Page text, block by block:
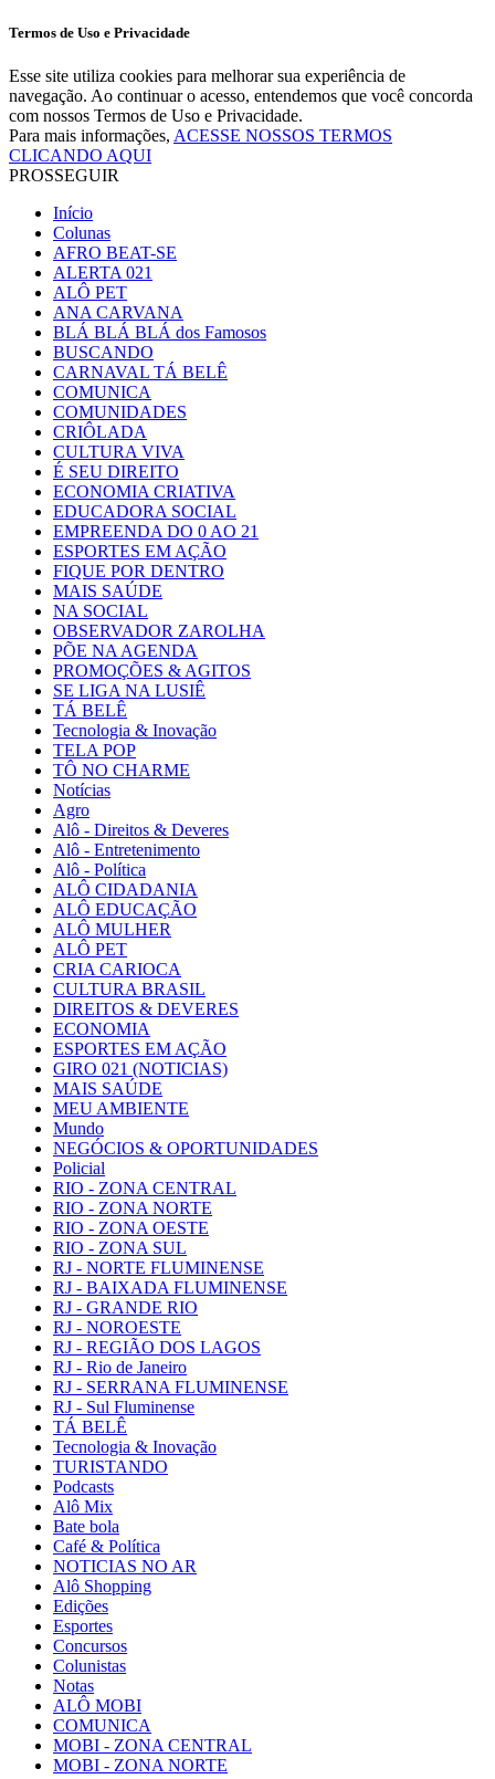
Termos de Uso e Privacidade
Esse site utiliza cookies para melhorar sua experiência de
navegação. Ao continuar o acesso, entendemos que você concorda
com nossos Termos de Uso e Privacidade.
Para mais informações, ACESSE NOSSOS TERMOS
CLICANDO AQUI
PROSSEGUIR
Início
Colunas
AFRO BEAT-SE
ALERTA 021
ALÔ PET
ANA CARVANA
BLÁ BLÁ BLÁ dos Famosos
BUSCANDO
CARNAVAL TÁ BELÊ
COMUNICA
COMUNIDADES
CRIÔLADA
CULTURA VIVA
É SEU DIREITO
ECONOMIA CRIATIVA
EDUCADORA SOCIAL
EMPREENDA DO 0 AO 21
ESPORTES EM AÇÃO
FIQUE POR DENTRO
MAIS SAÚDE
NA SOCIAL
OBSERVADOR ZAROLHA
PÕE NA AGENDA
PROMOÇÕES & AGITOS
SE LIGA NA LUSIÊ
TÁ BELÊ
Tecnologia & Inovação
TELA POP
TÔ NO CHARME
Notícias
Agro
Alô - Direitos & Deveres
Alô - Entretenimento
Alô - Política
ALÔ CIDADANIA
ALÔ EDUCAÇÃO
ALÔ MULHER
ALÔ PET
CRIA CARIOCA
CULTURA BRASIL
DIREITOS & DEVERES
ECONOMIA
ESPORTES EM AÇÃO
GIRO 021 (NOTICIAS)
MAIS SAÚDE
MEU AMBIENTE
Mundo
NEGÓCIOS & OPORTUNIDADES
Policial
RIO - ZONA CENTRAL
RIO - ZONA NORTE
RIO - ZONA OESTE
RIO - ZONA SUL
RJ - NORTE FLUMINENSE
RJ - BAIXADA FLUMINENSE
RJ - GRANDE RIO
RJ - NOROESTE
RJ - REGIÃO DOS LAGOS
RJ - Rio de Janeiro
RJ - SERRANA FLUMINENSE
RJ - Sul Fluminense
TÁ BELÊ
Tecnologia & Inovação
TURISTANDO
Podcasts
Alô Mix
Bate bola
Café & Política
NOTICIAS NO AR
Alô Shopping
Edições
Esportes
Concursos
Colunistas
Notas
ALÔ MOBI
COMUNICA
MOBI - ZONA CENTRAL
MOBI - ZONA NORTE